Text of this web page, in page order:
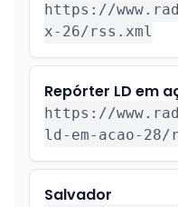
https://
x-26/rss.xml
Repórter LD em
https://
ld-em-acao-28/
Salvador